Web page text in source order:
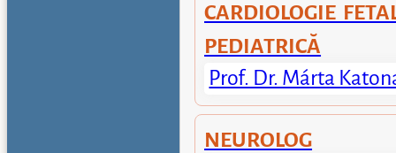
CARDIOLOGIE
PEDIATRICĂ
Prof. Dr. Márta
NEUROLOG